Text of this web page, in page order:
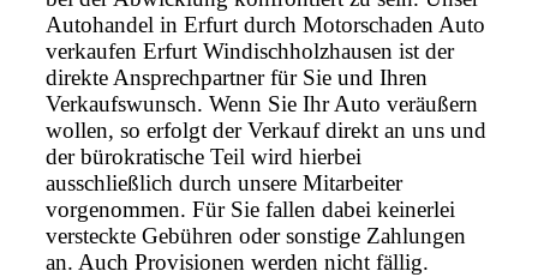
Autohandel in Erfurt durch Motorschaden Auto
verkaufen Erfurt Windischholzhausen ist der
direkte Ansprechpartner für Sie und Ihren
Verkaufswunsch. Wenn Sie Ihr Auto veräußern
wollen, so erfolgt der Verkauf direkt an uns und
der bürokratische Teil wird hierbei
ausschließlich durch unsere Mitarbeiter
vorgenommen. Für Sie fallen dabei keinerlei
versteckte Gebühren oder sonstige Zahlungen
an. Auch Provisionen werden nicht fällig.